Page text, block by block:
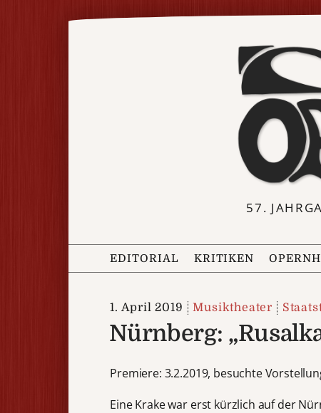
57.
EDITORIAL KRITIKEN
1. April 2019 Musiktheater
Nürnberg:
Premiere: 3.2.2019, besuchte
Eine Krake war erst kürzlich auf der